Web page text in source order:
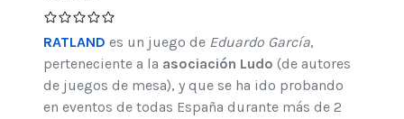
RATLAND es un juego de Eduardo García,
perteneciente a la asociación Ludo (de autores
de juegos de mesa), y que se ha ido probando
en eventos de todas España durante más de 2